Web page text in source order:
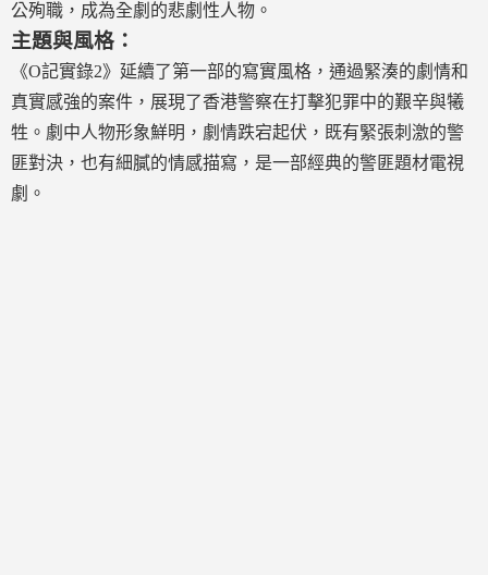
公殉職，成為全劇的悲劇性人物。
主題與風格：
《O記實錄2》延續了第一部的寫實風格，通過緊湊的劇情和
真實感強的案件，展現了香港警察在打擊犯罪中的艱辛與犧
牲。劇中人物形象鮮明，劇情跌宕起伏，既有緊張刺激的警
匪對決，也有細膩的情感描寫，是一部經典的警匪題材電視
劇。